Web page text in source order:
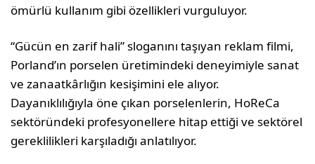
ömürlü kullanım gibi özellikleri vurguluyor.
“Gücün en zarif hali” sloganını taşıyan reklam filmi,
Porland’ın porselen üretimindeki deneyimiyle sanat
ve zanaatkârlığın kesişimini ele alıyor.
Dayanıklılığıyla öne çıkan porselenlerin, HoReCa
sektöründeki profesyonellere hitap ettiği ve sektörel
gereklilikleri karşıladığı anlatılıyor.